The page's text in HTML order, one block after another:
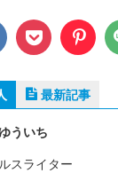
最新記事
ういち
スライター